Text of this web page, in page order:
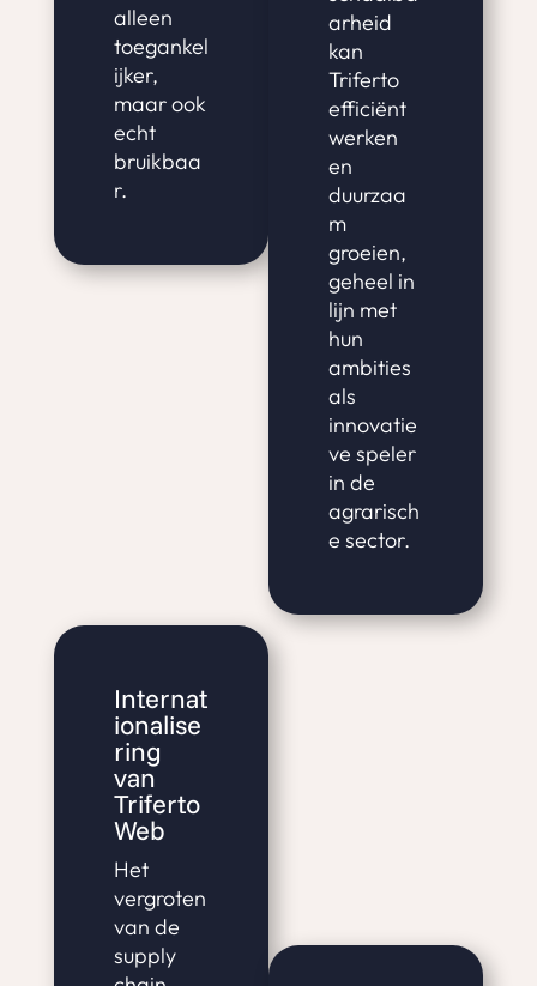
alleen
toegankel
ijker,
maar ook
echt
bruikbaa
r.
arheid
kan
Triferto
efficiënt
werken
en
duurzaa
m
groeien,
geheel in
lijn met
hun
ambities
als
innovatie
ve speler
in de
agrarisch
e sector.
Internat
ionalise
ring
van
Triferto
Web
Het
vergroten
van de
supply